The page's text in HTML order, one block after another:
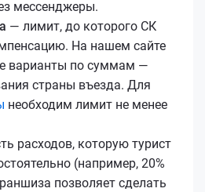
мессенджеры.
— лимит, до которого СК
На нашем сайте
варианты по суммам —
страны въезда. Для
необходим лимит не менее
расходов, которую турист
(например, 20%
позволяет сделать